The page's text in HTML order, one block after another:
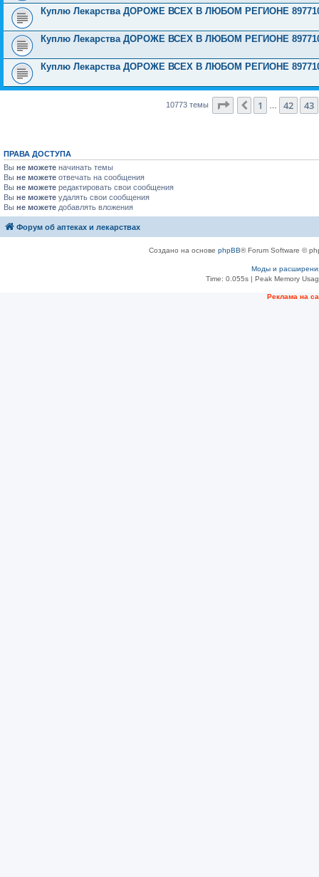
Куплю Лекарства ДОРОЖЕ ВСЕХ В ЛЮБОМ РЕГИОНЕ
Куплю Лекарства ДОРОЖЕ ВСЕХ В ЛЮБОМ РЕГИОНЕ
Куплю Лекарства ДОРОЖЕ ВСЕХ В ЛЮБОМ РЕГИОНЕ
10773 темы Страница 44из 431
Пред.
1 42 43
ПРАВА ДОСТУПА
Вы не можете начинать темы
Вы не можете отвечать на сообщения
Вы не можете редактировать свои сообщения
Вы не можете удалять свои сообщения
Вы не можете добавлять вложения
Форум об аптеках и лекарствах
Создано на основе phpBB® Forum Software ©
Моды и
Time: 0.055s| Peak Memory
Рeклама на